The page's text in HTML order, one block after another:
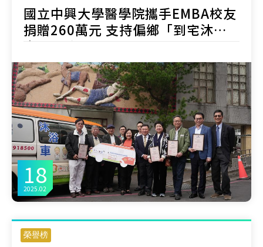
18
2025.02
國立中興大學醫學院攜手EMBA校友
捐贈260萬元 支持偏鄉「到宅沐浴
車」服務
榮譽榜